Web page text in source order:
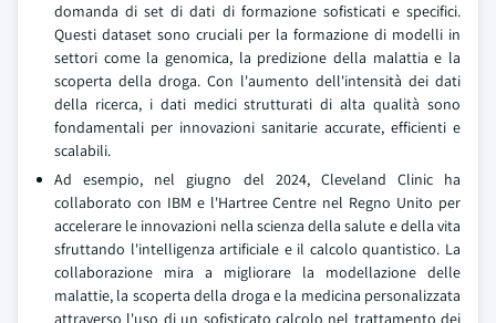
domanda di set di dati di formazione sofisticati e specifici.
Questi dataset sono cruciali per la formazione di modelli in
settori come la genomica, la predizione della malattia e la
scoperta della droga. Con l'aumento dell'intensità dei dati
della ricerca, i dati medici strutturati di alta qualità sono
fondamentali per innovazioni sanitarie accurate, efficienti e
scalabili.
Ad esempio, nel giugno del 2024, Cleveland Clinic ha
collaborato con IBM e l'Hartree Centre nel Regno Unito per
accelerare le innovazioni nella scienza della salute e della vita
sfruttando l'intelligenza artificiale e il calcolo quantistico. La
collaborazione mira a migliorare la modellazione delle
malattie, la scoperta della droga e la medicina personalizzata
attraverso l'uso di un sofisticato calcolo nel trattamento dei